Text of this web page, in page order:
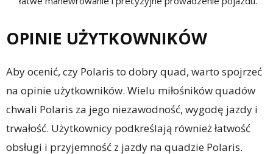
OPINIE UŻYTKOWNIKÓW
Aby ocenić, czy Polaris to dobry quad, warto spojrzeć
na opinie użytkowników. Wielu miłośników quadów
chwali Polaris za jego niezawodność, wygodę jazdy i
trwałość. Użytkownicy podkreślają również łatwość
obsługi i przyjemność z jazdy na quadzie Polaris.